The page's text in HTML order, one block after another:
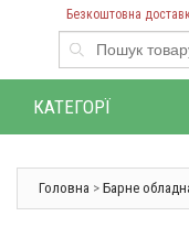
Безкоштовна
КАТЕГОРЇ
Головна > Барне